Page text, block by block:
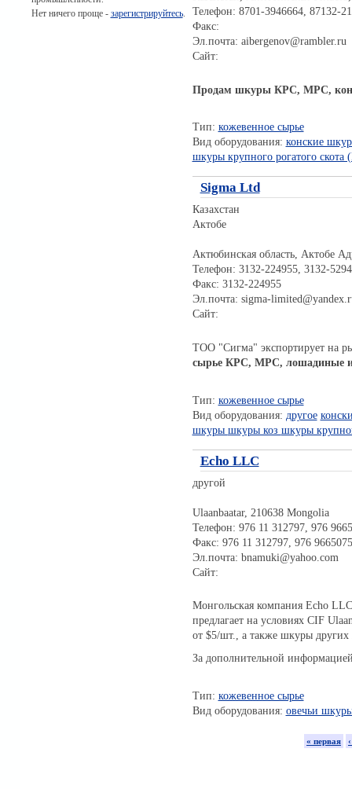
Телефон: 8701-3946664, 87132-
Факс:
Эл.почта: aibergenov@rambler.ru
Сайт:
Продам шкуры КРС, МРС,
Тип: кожевенное сырье
Вид оборудования: конские
шкуры крупного рогатого скота
Sigma Ltd
Казахстан
Актобе
Актюбинская область, Актобе
Телефон: 3132-224955, 3132-
Факс: 3132-224955
Эл.почта: sigma-
Сайт:
ТОО "Сигма" экспортирует
сырье КРС, МРС, лошадиные
Тип: кожевенное сырье
Вид оборудования: другое
шкуры шкуры коз шкуры
Echo LLC
другой
Ulaanbaatar, 210638 Mongolia
Телефон: 976 11 312797, 976
Факс: 976 11 312797, 976
Эл.почта: bnamuki@yahoo.com
Сайт:
Монгольская компания Echo
предлагает на условиях CIF
от $5/шт., a также шкуры
За дополнительной
Тип: кожевенное сырье
Вид оборудования: овечьи
« первая
Нет ничего проще - зарегистрируйтесь.